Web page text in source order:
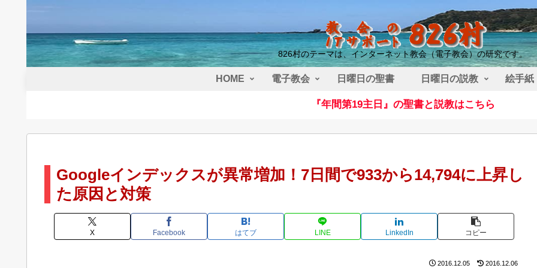
826村のテーマは、インターネット教会（電子教会）の研究です。
HOME 電子教会 日曜日の聖書 日曜日の説教 絵手紙
『年間第19主日』の聖書と説教はこちら
Googleインデックスが異常増加！7日間で933から14,794に上昇し
た原因と対策
X Facebook はてブ LINE LinkedIn コピー
2016.12.05 2016.12.06